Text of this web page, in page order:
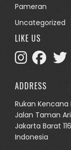
Pameran
Uncategorized
LIKE US
ADDRESS
Rukan Kencana
Jalan Taman
Jakarta Barat
Indonesia